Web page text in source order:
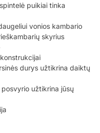
puikiai tinka
vonios kambario
skyrius
durys užtikrina daiktų
užtikrina jūsų